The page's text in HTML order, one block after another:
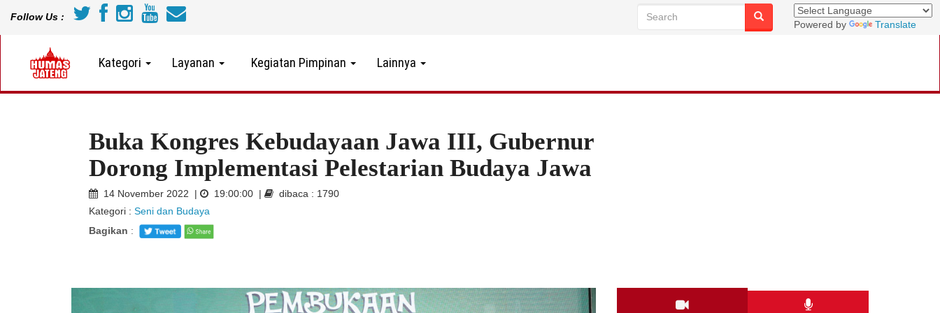
Follow Us :
Powered by Translate
Kategori Layanan Kegiatan Pimpinan Lainnya
Buka Kongres Kebudayaan Jawa III, Gubernur
Dorong Implementasi Pelestarian Budaya Jawa
14 November 2022 | 19:00:00 |
dibaca : 1790
Kategori : Seni dan Budaya
Bagikan :